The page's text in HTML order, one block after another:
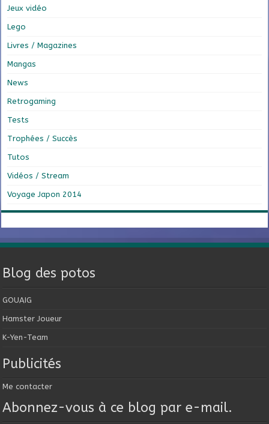
Jeux vidéo
Lego
Livres / Magazines
Mangas
News
Retrogaming
Tests
Trophées / Succès
Tutos
Vidéos / Stream
Voyage Japon 2014
Blog des potos
GOUAIG
Hamster Joueur
K-Yen-Team
Publicités
Me contacter
Abonnez-vous à ce blog par e-mail.